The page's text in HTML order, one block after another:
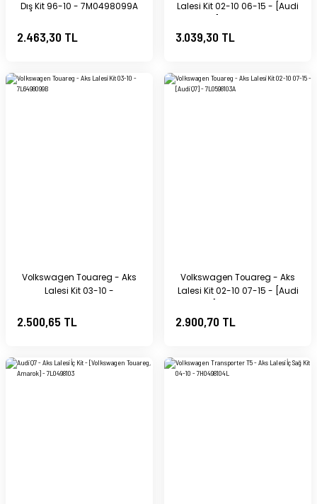
Dış Kit 96-10 - 7M0498099A
2.463,30 TL
Lalesi Kit 02-10 06-15 - [Audi
3.039,30 TL
Volkswagen Touareg - Aks
Lalesi Kit 03-10 -
2.500,65 TL
Volkswagen Touareg - Aks
Lalesi Kit 02-10 07-15 - [Audi
2.900,70 TL